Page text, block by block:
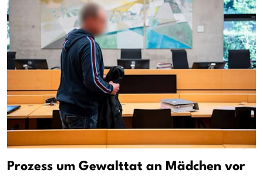
Prozess um Gewalttat an Mädchen vor